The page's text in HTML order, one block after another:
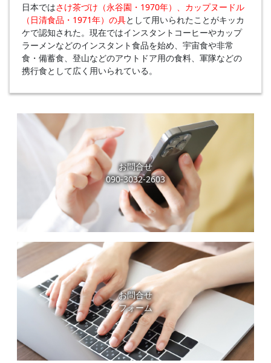
⽇本ではさけ茶づけ（永⾕園・1970年）、カップヌードル
（⽇清⾷品・1971年）の具として⽤いられたことがキッカ
ケで認知された。現在ではインスタントコーヒーやカップ
ラーメンなどのインスタント⾷品を始め、宇宙⾷や⾮常
⾷・備蓄食、登⼭などのアウトドア⽤の⾷料、軍隊などの
携行食として広く⽤いられている。
お問合せ
090-3032-2603
お問合せ
フォーム